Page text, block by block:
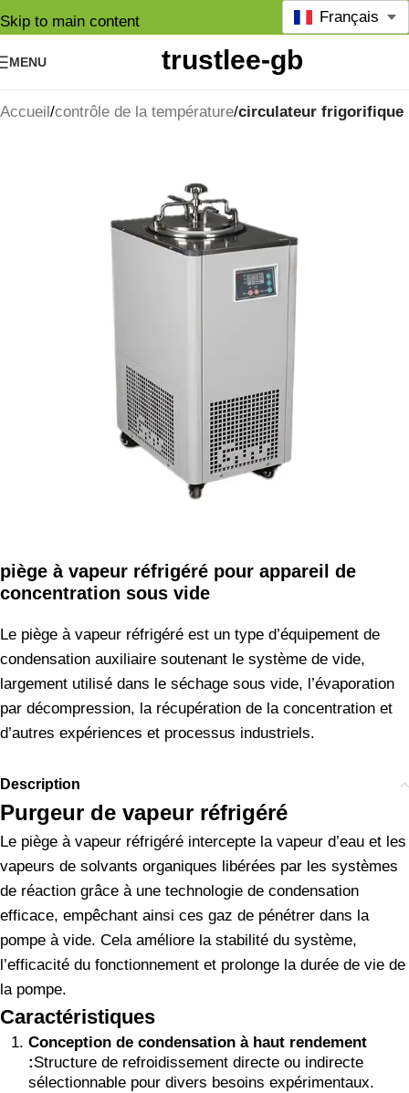
Skip to main content
MENU
Français
Accueil contrôle de la température circulateur frigorifique
piège à vapeur réfrigéré pour appareil de
concentration sous vide
Le piège à vapeur réfrigéré est un type d’équipement de
condensation auxiliaire soutenant le système de vide,
largement utilisé dans le séchage sous vide, l’évaporation
par décompression, la récupération de la concentration et
d’autres expériences et processus industriels.
Description
Purgeur de vapeur réfrigéré
Le piège à vapeur réfrigéré intercepte la vapeur d’eau et les
vapeurs de solvants organiques libérées par les systèmes
de réaction grâce à une technologie de condensation
efficace, empêchant ainsi ces gaz de pénétrer dans la
pompe à vide. Cela améliore la stabilité du système,
l’efficacité du fonctionnement et prolonge la durée de vie de
la pompe.
Caractéristiques
Conception de condensation à haut rendement
:Structure de refroidissement directe ou indirecte
sélectionnable pour divers besoins expérimentaux.